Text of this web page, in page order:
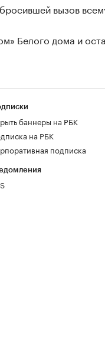
вызов
Белого дома и
баннеры на РБК
на РБК
подписка